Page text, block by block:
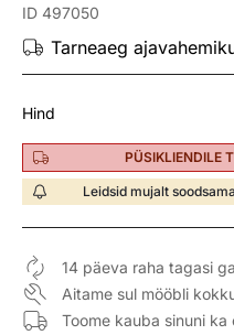
ID 497050
Tarneaeg
Hind
PÜSIKLIENDILE
Leidsid mujalt
14 päeva raha tagasi
Aitame sul mööbli
Toome kauba sinuni ka